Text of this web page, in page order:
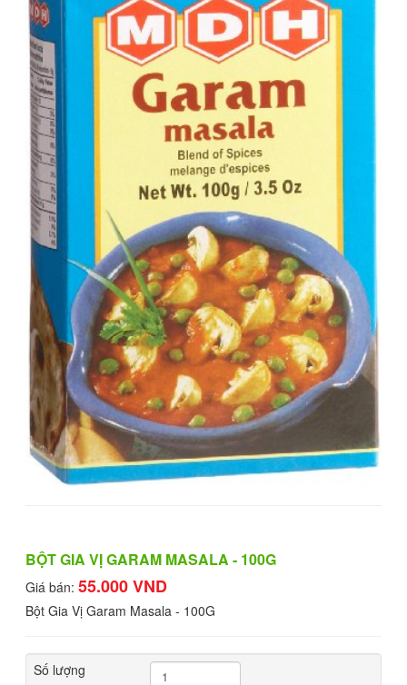
BỘT GIA VỊ GARAM MASALA - 100G
Giá bán: 55.000 VND
Bột Gia Vị Garam Masala - 100G
Số lượng